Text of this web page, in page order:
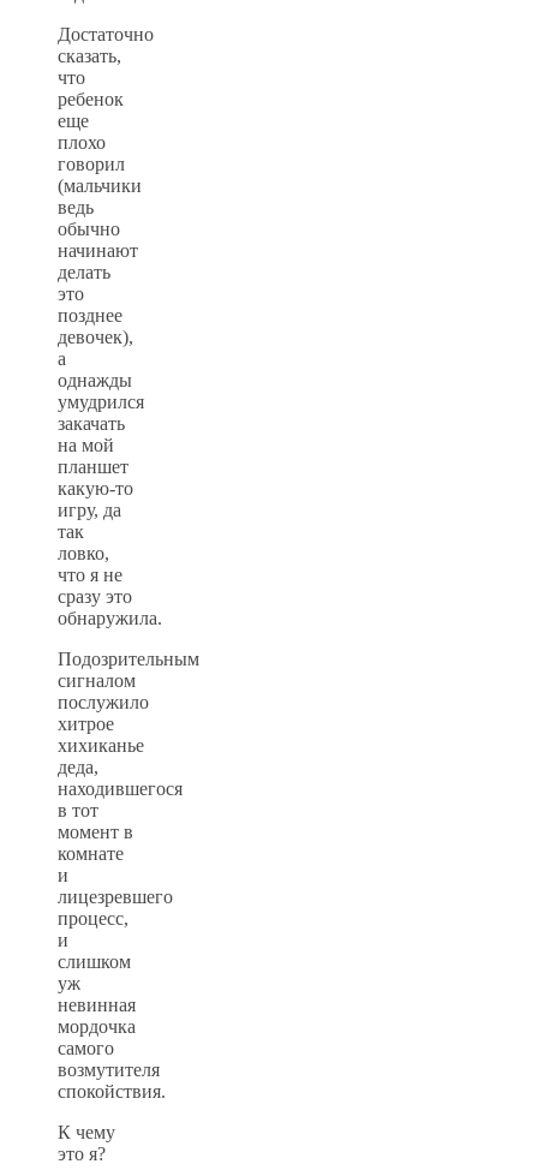
Достаточно
сказать,
что
ребенок
еще
плохо
говорил
(мальчики
ведь
обычно
начинают
делать
это
позднее
девочек),
а
однажды
умудрился
закачать
на мой
планшет
какую-то
игру, да
так
ловко,
что я не
сразу это
обнаружила.
Подозрительным
сигналом
послужило
хитрое
хихиканье
деда,
находившегося
в тот
момент в
комнате
и
лицезревшего
процесс,
и
слишком
уж
невинная
мордочка
самого
возмутителя
спокойствия.
К чему
это я?